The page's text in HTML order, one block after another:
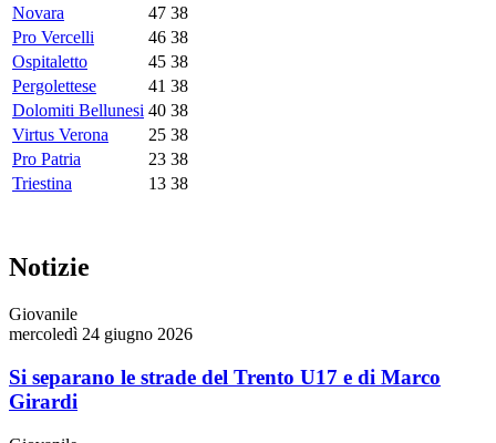
Novara
47 38
Pro Vercelli
46 38
Ospitaletto
45 38
Pergolettese
41 38
Dolomiti Bellunesi 40 38
Virtus Verona
25 38
Pro Patria
23 38
Triestina
13 38
Notizie
Giovanile
mercoledì 24 giugno 2026
Si separano le strade del Trento U17 e di Marco
Girardi